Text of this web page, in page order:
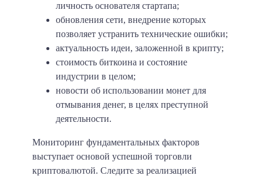
личность основателя стартапа;
обновления сети, внедрение которых
позволяет устранить технические ошибки;
актуальность идеи, заложенной в крипту;
стоимость биткоина и состояние
индустрии в целом;
новости об использовании монет для
отмывания денег, в целях преступной
деятельности.
Мониторинг фундаментальных факторов
выступает основой успешной торговли
криптовалютой. Следите за реализацией